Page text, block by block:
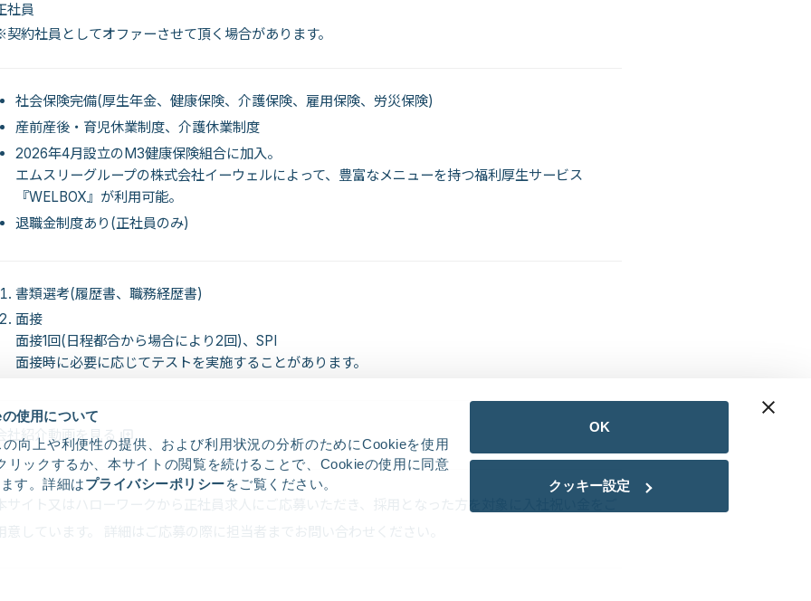
使用について
向上や利便性の提供、および利用状況の分析のためにCookieを使用
リックするか、本サイトの閲覧を続けることで、Cookieの使用に同意
す。詳細はプライバシーポリシーをご覧ください。
OK
クッキー設定
社員
約社員としてオファーさせて頂く場合があります。
社会保険完備(厚生年金、健康保険、介護保険、雇用保険、労災保険)
産前産後・育児休業制度、介護休業制度
2026年4月設立のM3健康保険組合に加入。
エムスリーグループの株式会社イーウェルによって、豊富なメニューを持つ福利厚生サービス
『WELBOX』が利用可能。
退職金制度あり(正社員のみ)
書類選考(履歴書、職務経歴書)
面接
面接1回(日程都合から場合により2回)、SPI
面接時に必要に応じてテストを実施することがあります。
社紹介動画を見る